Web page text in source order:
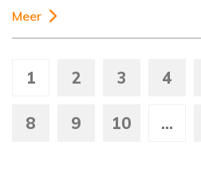
Meer
1 2 3 4
8 9 10 ...